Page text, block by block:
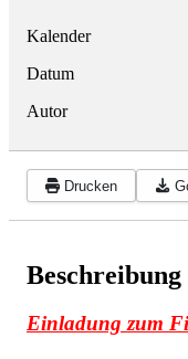
Kalender
Datum
Autor
Drucken
Beschreibung
Einladung zum